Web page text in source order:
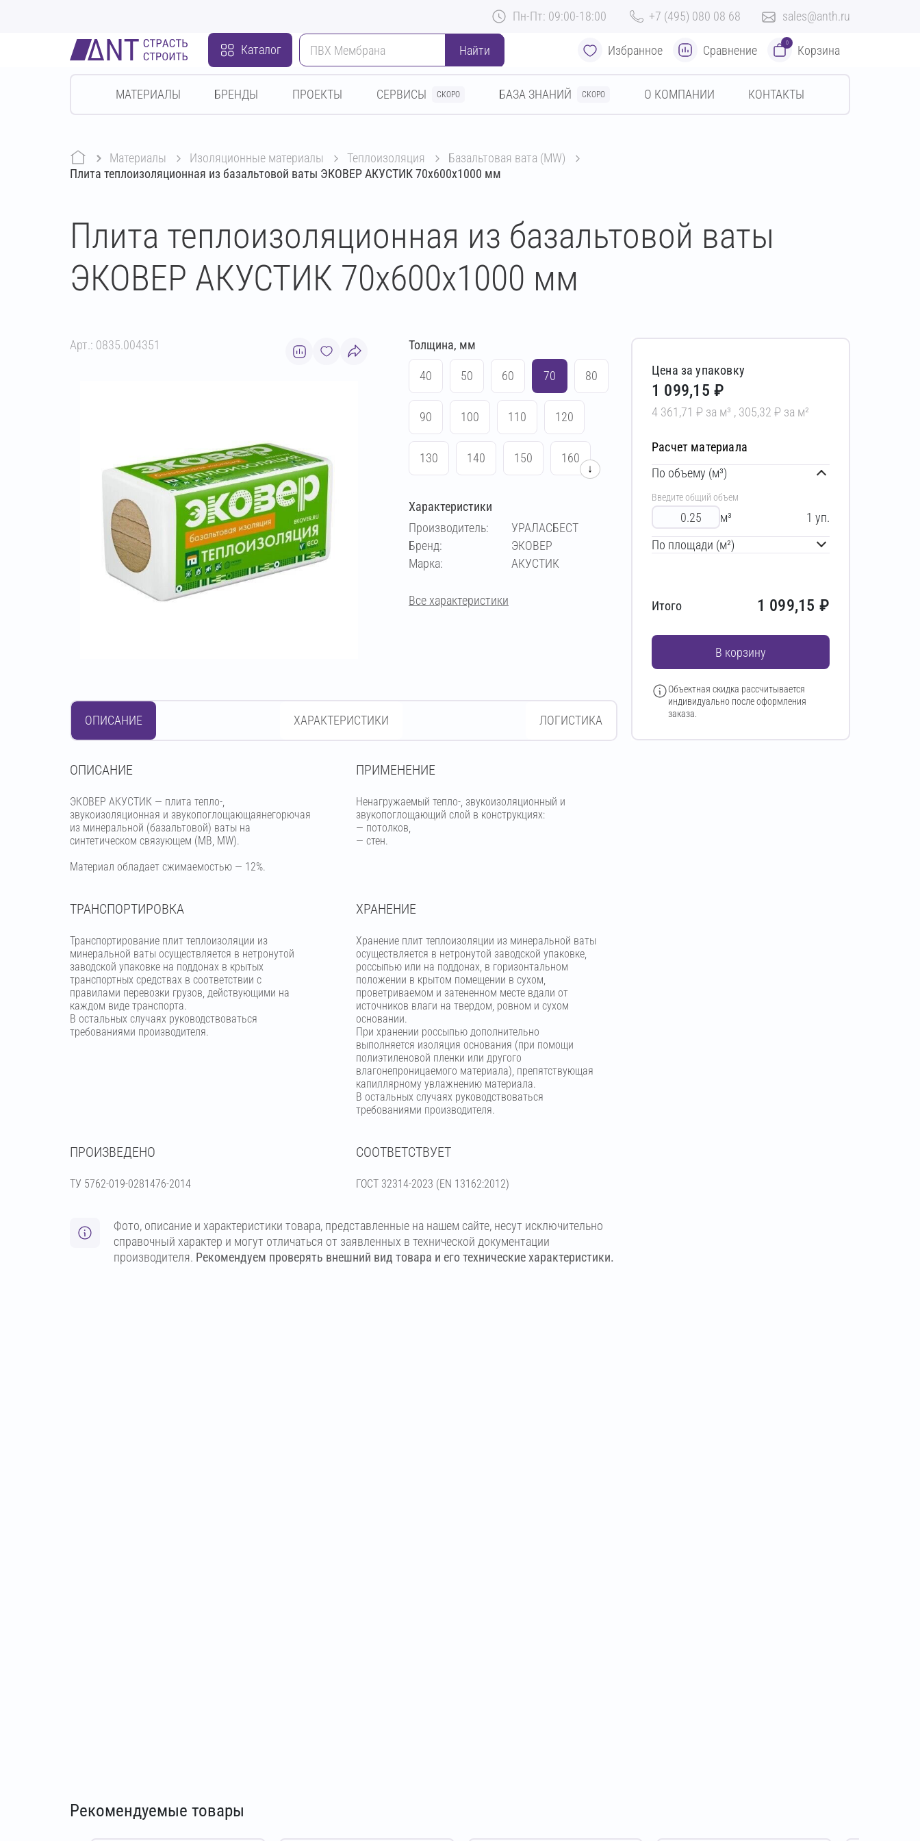
Пн-Пт: 09:00-18:00 +7 (495) 080 08 68 sales@anth.ru
Каталог Найти Избранное Сравнение
0
Корзина
МАТЕРИАЛЫ БРЕНДЫ ПРОЕКТЫ СЕРВИСЫ СКОРО БАЗА ЗНАНИЙ СКОРО О КОМПАНИИ КОНТАКТЫ
Материалы изоляционные материалы теплоизоляция
базальтовая вата (MW)
Плита теплоизоляционная из базальтовой ваты ЭКОВЕР АКУСТИК 70х600х1000 мм
Плита теплоизоляционная из базальтовой ваты
ЭКОВЕР АКУСТИК 70х600х1000 мм
Арт.: 0835.004351 Толщина, мм
40 50 60 70 80
90 100 110 120
130 140 150 160
210 230
↓
Характеристики
Производитель:
УРАЛАСБЕСТ
Бренд:
ЭКОВЕР
Марка:
АКУСТИК
Все характеристики
ОПИСАНИЕ ХАРАКТЕРИСТИКИ ЛОГИСТИКА
OПИСАНИЕ
ЭКОВЕР АКУСТИК — плита тепло-,
звукоизоляционная и звукопоглощающаянегорючая
из минеральной (базальтовой) ваты на
синтетическом связующем (МВ, MW).
Материал обладает сжимаемостью — 12%.
ПРИМЕНЕНИЕ
Ненагружаемый тепло-, звукоизоляционный и
звукопоглощающий слой в конструкциях:
— потолков,
— стен.
ТРАНСПОРТИРОВКА
Транспортирование плит теплоизоляции из
минеральной ваты осуществляется в нетронутой
заводской упаковке на поддонах в крытых
транспортных средствах в соответствии с
правилами перевозки грузов, действующими на
каждом виде транспорта.
В остальных случаях руководствоваться
требованиями производителя.
ХРАНЕНИЕ
Хранение плит теплоизоляции из минеральной ваты
осуществляется в нетронутой заводской упаковке,
россыпью или на поддонах, в горизонтальном
положении в крытом помещении в сухом,
проветриваемом и затененном месте вдали от
источников влаги на твердом, ровном и сухом
основании.
При хранении россыпью дополнительно
выполняется изоляция основания (при помощи
полиэтиленовой пленки или другого
влагонепроницаемого материала), препятствующая
капиллярному увлажнению материала.
В остальных случаях руководствоваться
требованиями производителя.
ПРОИЗВЕДЕНО
ТУ 5762-019-0281476-2014
СООТВЕТСТВУЕТ
ГОСТ 32314-2023 (ЕN 13162:2012)
Фото, описание и характеристики товара, представленные на нашем сайте, несут исключительно
справочный характер и могут отличаться от заявленных в технической документации
производителя. Рекомендуем проверять внешний вид товара и его технические характеристики.
Цена за упаковку
1 099,15 ₽
4 361,71 ₽ за м³ , 305,32 ₽ за м²
Расчет материала
По объему (м³)
Введите общий объем
м³ 1 уп.
По площади (м²)
Итого 1 099,15 ₽
В корзину
Объектная скидка рассчитывается
индивидуально после оформления
заказа.
Рекомендуемые товары